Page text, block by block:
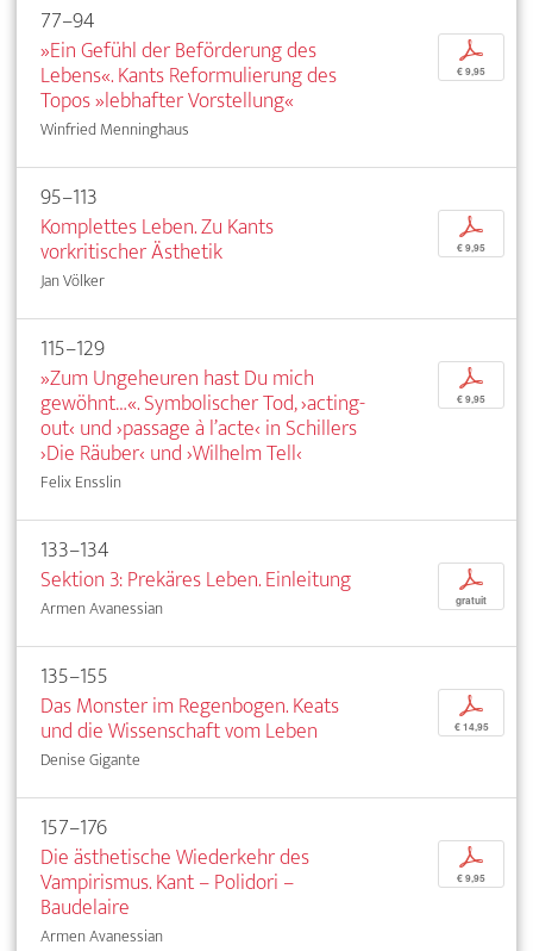
77–94
»Ein Gefühl der Beförderung des
Lebens«. Kants Reformulierung des
Topos »lebhafter Vorstellung«
Winfried Menninghaus
p
€ 9,95
95–113
Komplettes Leben. Zu Kants
vorkritischer Ästhetik
Jan Völker
p
€ 9,95
115–129
»Zum Ungeheuren hast Du mich
gewöhnt…«. Symbolischer Tod, ›acting-
out‹ und ›passage à l’acte‹ in Schillers
›Die Räuber‹ und ›Wilhelm Tell‹
Felix Ensslin
p
€ 9,95
133–134
Sektion 3: Prekäres Leben. Einleitung
Armen Avanessian
p
gratuit
135–155
Das Monster im Regenbogen. Keats
und die Wissenschaft vom Leben
Denise Gigante
p
€ 14,95
157–176
Die ästhetische Wiederkehr des
Vampirismus. Kant – Polidori –
Baudelaire
Armen Avanessian
p
€ 9,95